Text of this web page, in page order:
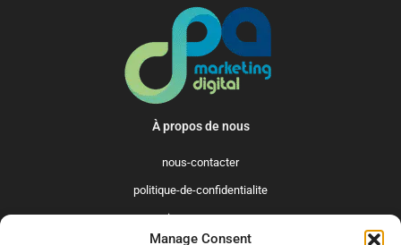
Manage Consent
À propos de nous
nous-contacter
politique-de-confidentialite
qui-sommes-nous